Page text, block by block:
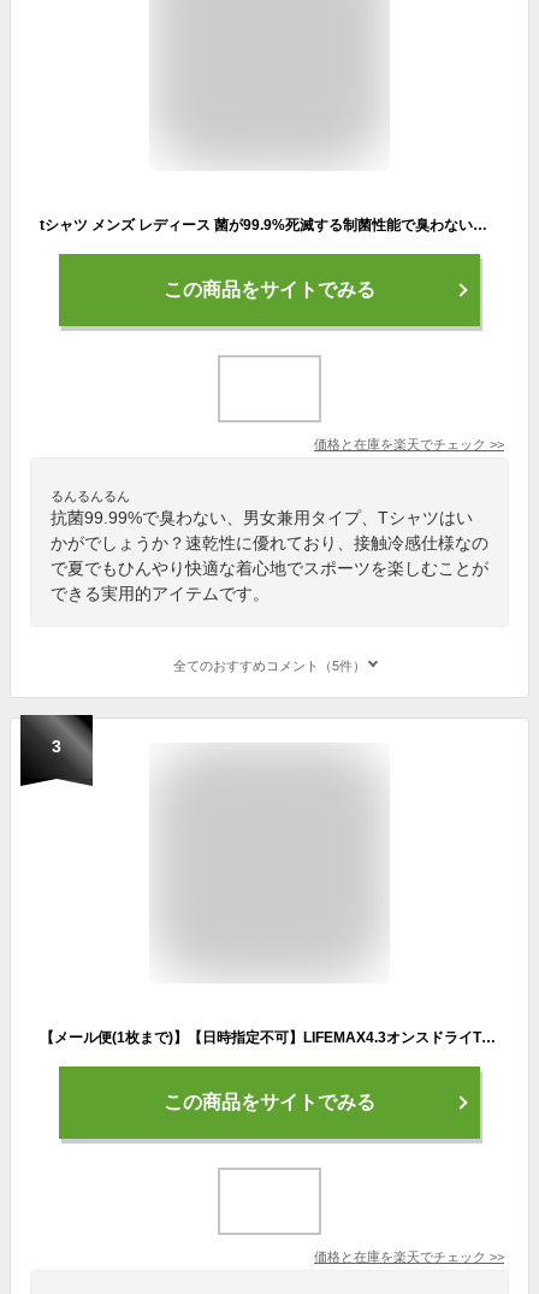
tシャツ メンズ レディース 菌が99.9%死滅する制菌性能で臭わない！ ライトウェイト・シャツ 4.4オンス 高機能 ブランド 半袖 Tシャツ 吸水/速乾/制菌/防臭/UVカット/コットンライク/接触冷感 服/春服/夏服/秋服 tシャツ 送料無料
この商品をサイトでみる
価格と在庫を楽天でチェック >>
るんるんるん
抗菌99.99%で臭わない、男女兼用タイプ、Tシャツはい
かがでしょうか？速乾性に優れており、接触冷感仕様なの
で夏でもひんやり快適な着心地でスポーツを楽しむことが
できる実用的アイテムです。
全てのおすすめコメント（5件）
3
【メール便(1枚まで)】【日時指定不可】LIFEMAX4.3オンスドライTシャツ（ポリジン加工） MS1154｜メンズ レディース ユニセックス｜半袖 無地｜白 ホワイト ピンク 赤 レッド 黄 イエロー 青 ブルー 紺 ネイビー 黒 ブラック 全18色｜XS S M L XL XXL XXXL XXXXL (B)
この商品をサイトでみる
価格と在庫を楽天でチェック >>